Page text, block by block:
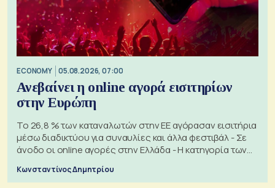
ECONOMY 05.08.2026, 07:00
Ανεβαίνει η online αγορά εισιτηρίων
στην Ευρώπη
Το 26,8 % των καταναλωτών στην ΕΕ αγόρασαν εισιτήρια
μέσω διαδικτύου για συναυλίες και άλλα φεστιβάλ - Σε
άνοδο οι online αγορές στην Ελλάδα - Η κατηγορία των
Κωνσταντίνος Δημητρίου